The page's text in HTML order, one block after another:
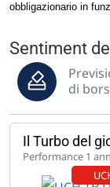
obbligazionario in
Sentiment
di
Il Turbo del
Performance 1